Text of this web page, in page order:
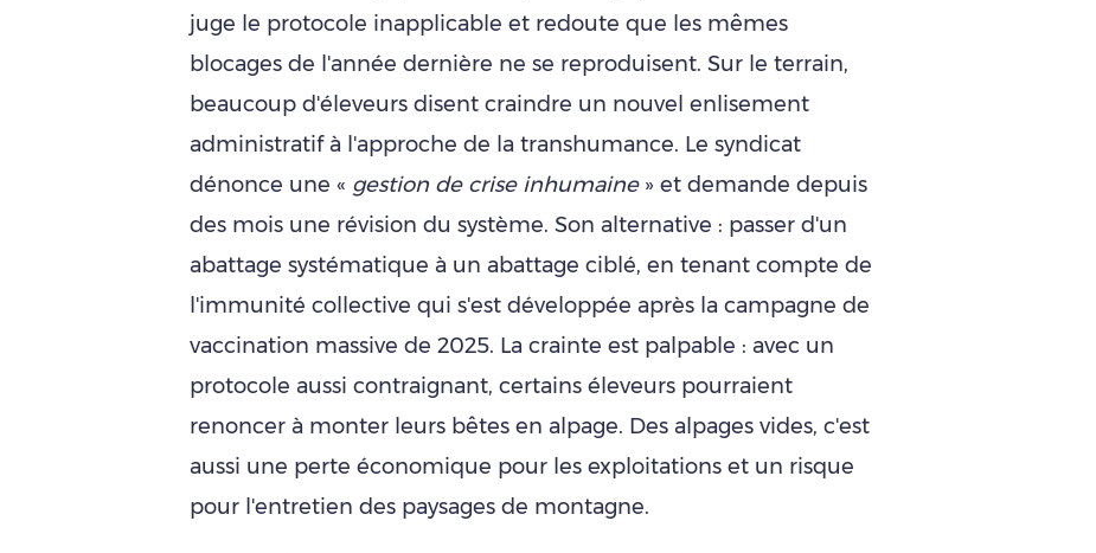
juge le protocole inapplicable et redoute que les mêmes
blocages de l'année dernière ne se reproduisent. Sur le terrain,
beaucoup d'éleveurs disent craindre un nouvel enlisement
administratif à l'approche de la transhumance. Le syndicat
dénonce une « gestion de crise inhumaine» et demande depuis
des mois une révision du système. Son alternative : passer d'un
abattage systématique à un abattage ciblé, en tenant compte de
l'immunité collective qui s'est développée après la campagne de
vaccination massive de 2025. La crainte est palpable : avec un
protocole aussi contraignant, certains éleveurs pourraient
renoncer à monter leurs bêtes en alpage. Des alpages vides, c'est
aussi une perte économique pour les exploitations et un risque
pour l'entretien des paysages de montagne.